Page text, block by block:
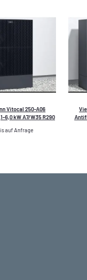
Vitocal 250-A06
kW A7/W35 R290
auf Anfrage